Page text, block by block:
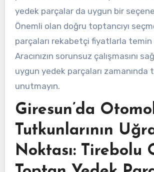
yedek parçalar da uygun bir
Önemli olan doğru toptancıyı
parçaları rekabetçi fiyatlarla
Aracınızın sorunsuz çalışmasını
uygun yedek parçaları
unutmayın.
Giresun’da
Tutkunlarının
Noktası: Tirebolu